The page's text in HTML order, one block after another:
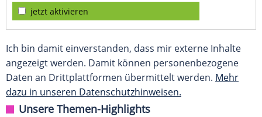
jetzt aktivieren
Ich bin damit einverstanden, dass mir externe Inhalte
angezeigt werden. Damit können personenbezogene
Daten an Drittplattformen übermittelt werden. Mehr
dazu in unseren Datenschutzhinweisen.
Unsere Themen-Highlights